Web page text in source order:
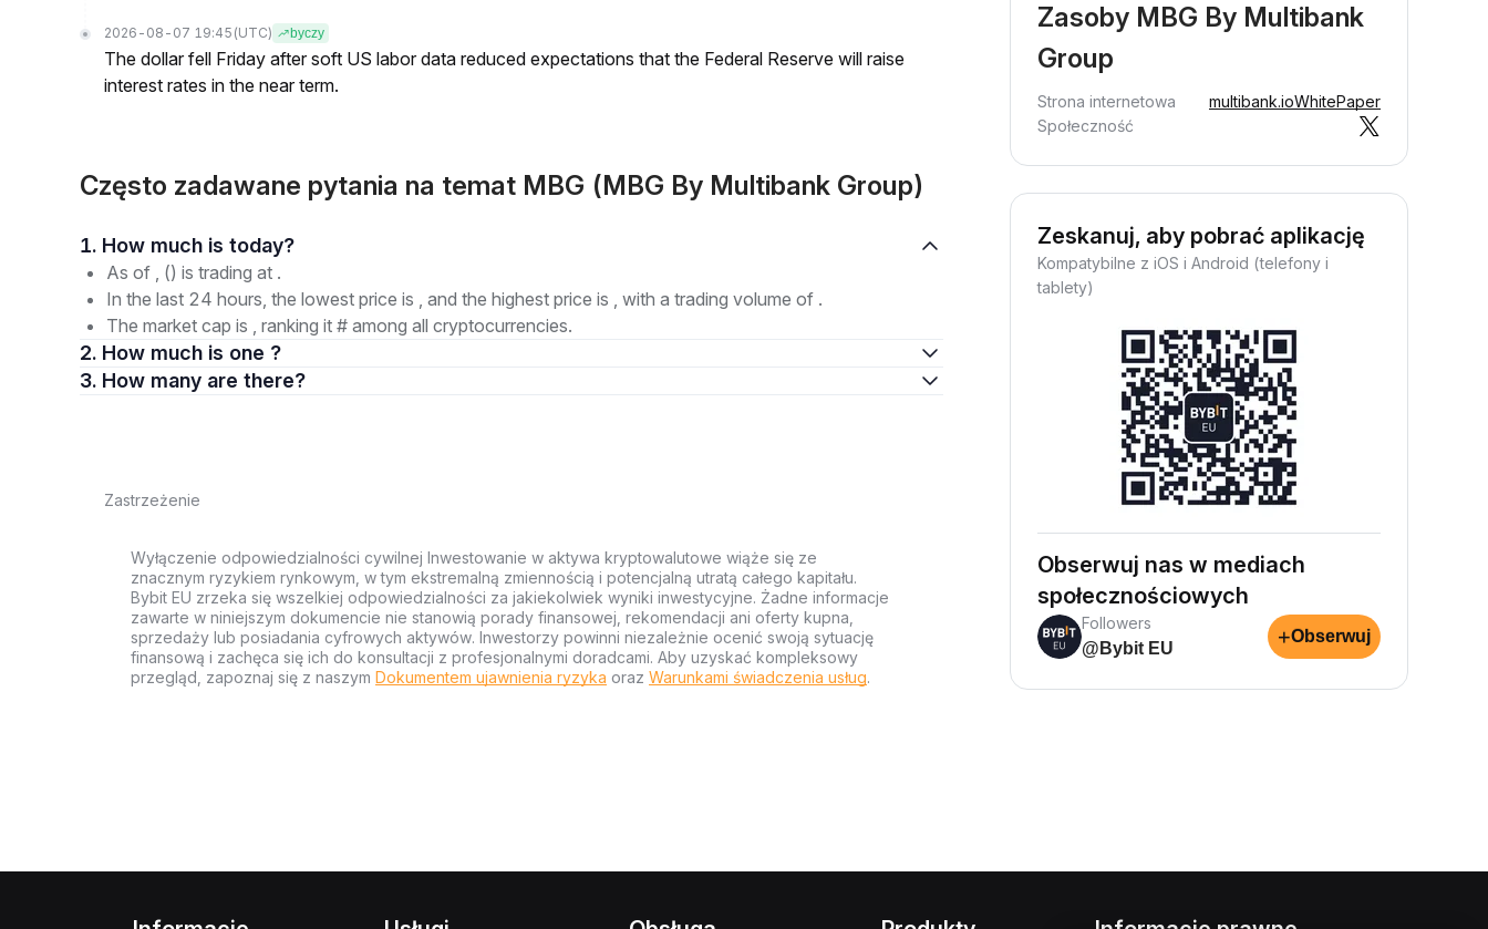
2026-08-07 19:45 (UTC) byczy
The dollar fell Friday after soft US labor data reduced expectations that the Federal Reserve will raise
interest rates in the near term.
Często zadawane pytania na temat MBG (MBG By Multibank Group)
1. How much is today?
As of , () is trading at .
In the last 24 hours, the lowest price is , and the highest price is , with a trading volume of .
The market cap is , ranking it # among all cryptocurrencies.
2. How much is one ?
3. How many are there?
Zastrzeżenie
Wyłączenie odpowiedzialności cywilnej Inwestowanie w aktywa kryptowalutowe wiąże się ze
znacznym ryzykiem rynkowym, w tym ekstremalną zmiennością i potencjalną utratą całego kapitału.
Bybit EU zrzeka się wszelkiej odpowiedzialności za jakiekolwiek wyniki inwestycyjne. Żadne informacje
zawarte w niniejszym dokumencie nie stanowią porady finansowej, rekomendacji ani oferty kupna,
sprzedaży lub posiadania cyfrowych aktywów. Inwestorzy powinni niezależnie ocenić swoją sytuację
finansową i zachęca się ich do konsultacji z profesjonalnymi doradcami. Aby uzyskać kompleksowy
przegląd, zapoznaj się z naszym Dokumentem ujawnienia ryzyka oraz Warunkami świadczenia usług.
Zasoby MBG By Multibank
Group
Strona internetowa multibank.ioWhitePaper
Społeczność
Zeskanuj, aby pobrać aplikację
Kompatybilne z iOS i Android (telefony i
tablety)
Obserwuj nas w mediach
społecznościowych
Followers
@Bybit EU
+Obserwuj